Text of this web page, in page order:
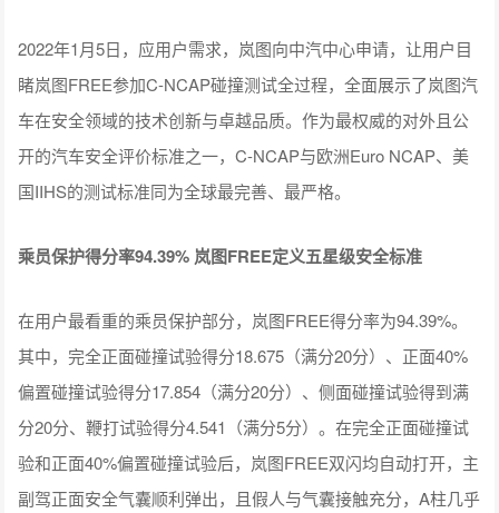
2022年1月5日，应用户需求，岚图向中汽中心申请，让用户目
睹岚图FREE参加C-NCAP碰撞测试全过程，全面展示了岚图汽
车在安全领域的技术创新与卓越品质。作为最权威的对外且公
开的汽车安全评价标准之一，C-NCAP与欧洲Euro NCAP、美
国IIHS的测试标准同为全球最完善、最严格。
乘员保护得分率94.39% 岚图FREE定义五星级安全标准
在用户最看重的乘员保护部分，岚图FREE得分率为94.39%。
其中，完全正面碰撞试验得分18.675（满分20分）、正面40%
偏置碰撞试验得分17.854（满分20分）、侧面碰撞试验得到满
分20分、鞭打试验得分4.541（满分5分）。在完全正面碰撞试
验和正面40%偏置碰撞试验后，岚图FREE双闪均自动打开，主
副驾正面安全气囊顺利弹出，且假人与气囊接触充分，A柱几乎